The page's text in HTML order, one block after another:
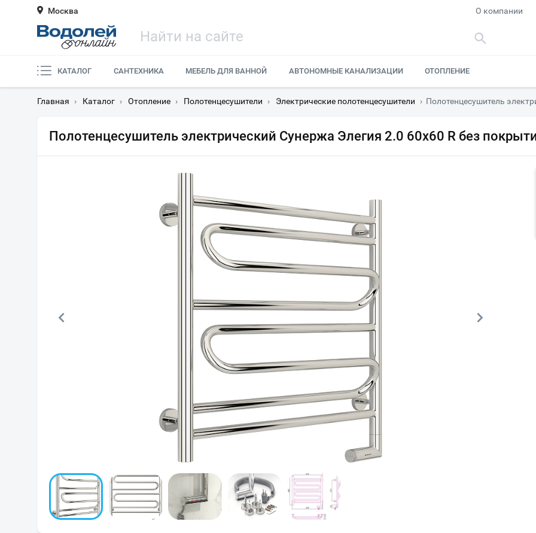
Москва О компании
КАТАЛОГ САНТЕХНИКА МЕБЕЛЬ ДЛЯ ВАННОЙ АВТОНОМНЫЕ КАНАЛИЗАЦИИ ОТОПЛЕНИЕ
Главная › Каталог › Отопление › Полотенцесушители › Электрические полотенцесушители › Полотенцесушитель
Полотенцесушитель электрический Сунержа Элегия 2.0 60х60 R без